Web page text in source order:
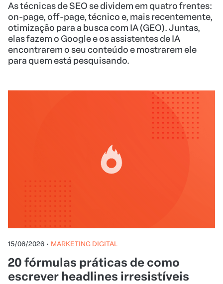
As técnicas de SEO se dividem em quatro frentes:
on-page, off-page, técnico e, mais recentemente,
otimização para a busca com IA (GEO). Juntas,
elas fazem o Google e os assistentes de IA
encontrarem o seu conteúdo e mostrarem ele
para quem está pesquisando.
15/06/2026 • MARKETING DIGITAL
20 fórmulas práticas de como
escrever headlines irresistíveis